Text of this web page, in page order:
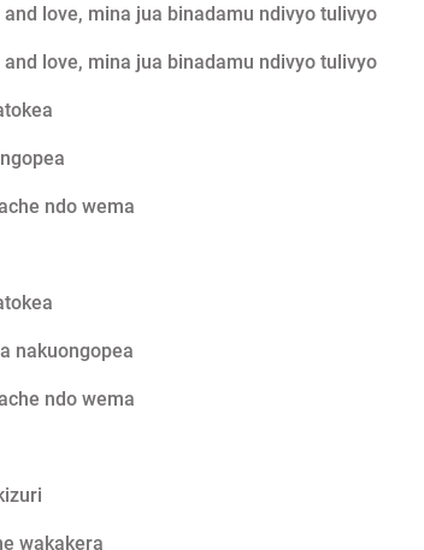
love, mina jua binadamu ndivyo tulivyo
love, mina jua binadamu ndivyo tulivyo
ndo wema
nakuongopea
ndo wema
wakakera